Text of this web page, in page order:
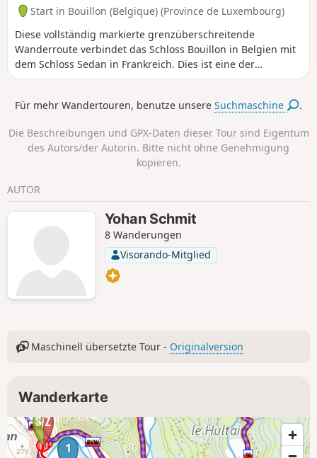
Start in Bouillon (Belgique) (Province de Luxembourg)
Diese vollständig markierte grenzüberschreitende
Wanderroute verbindet das Schloss Bouillon in Belgien mit
dem Schloss Sedan in Frankreich. Dies ist eine der
möglichen Rückwege der Wanderung von einer Burg zur
Nachdem Sie entlang der Semois gewandert sind, steigen
der Gemeinde Bouillon. Nachdem Sie den Grenzbach in der
Nähe des „Maison Verlaine” überquert haben, gelangen Sie
auf den alten Weg von Bouillon, über den Sie bequem das
Pays Sedannais erreichen.
Für mehr Wandertouren, benutze unsereSuchmaschine .
Die Beschreibungen und GPX-Daten dieser Tour sind Eigentum
des Autors/der Autorin. Bitte nicht ohne Genehmigung
kopieren.
AUTOR
Yohan Schmit
8 Wanderungen
Visorando-Mitglied
Maschinell übersetzte Tour - Originalversion
Wanderkarte
1